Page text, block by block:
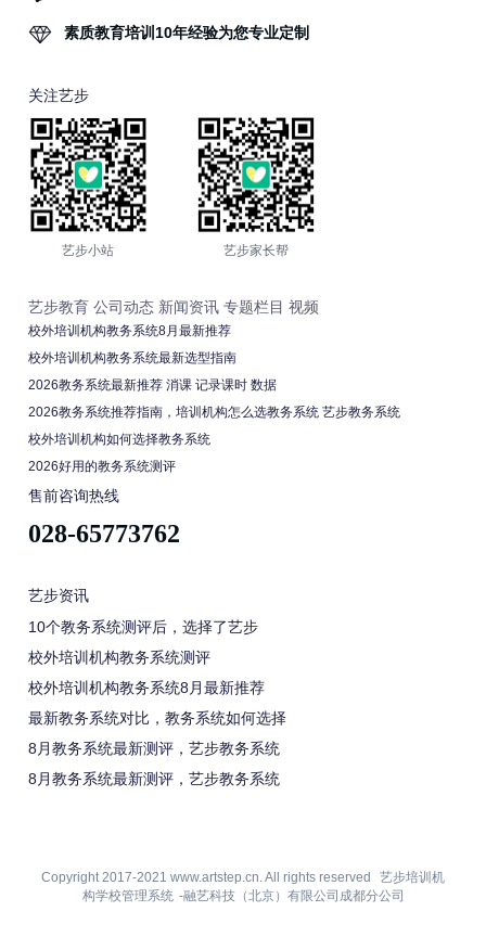
素质教育培训10年经验为您专业定制
关注艺步
艺步小站 艺步家长帮
艺步教育 公司动态 新闻资讯 专题栏目 视频
校外培训机构教务系统8月最新推荐
校外培训机构教务系统最新选型指南
2026教务系统最新推荐 消课 记录课时 数据
2026教务系统推荐指南，培训机构怎么选教务系统 艺步教务系统
校外培训机构如何选择教务系统
2026好用的教务系统测评
售前咨询热线
028-65773762
艺步资讯
10个教务系统测评后，选择了艺步
校外培训机构教务系统测评
校外培训机构教务系统8月最新推荐
最新教务系统对比，教务系统如何选择
8月教务系统最新测评，艺步教务系统
8月教务系统最新测评，艺步教务系统
Copyright 2017-2021 www.artstep.cn. All rights reserved
艺步培训机
构学校管理系统 -融艺科技（北京）有限公司成都分公司